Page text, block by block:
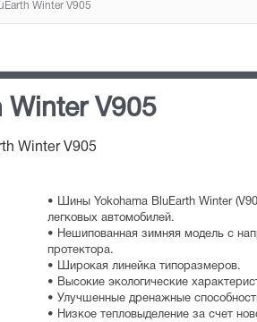
Winter V905
V905
Winter V905
• Шины Yokohama BluEarth Winter
легковых автомобилей.
• Нешипованная зимняя модель с
протектора.
• Широкая линейка типоразмеров.
• Высокие экологические
• Улучшенные дренажные
• Низкое тепловыделение за счет